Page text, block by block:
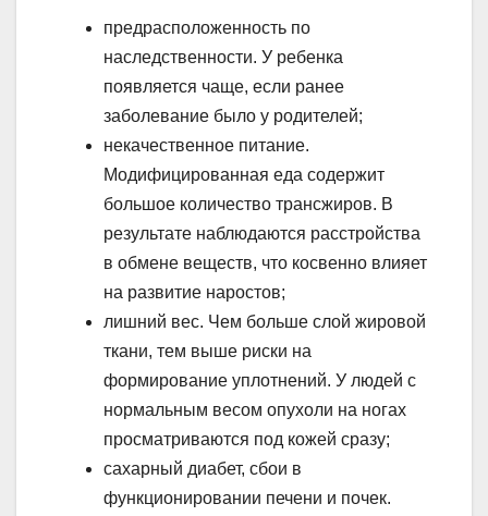
предрасположенность по
наследственности. У ребенка
появляется чаще, если ранее
заболевание было у родителей;
некачественное питание.
Модифицированная еда содержит
большое количество трансжиров. В
результате наблюдаются расстройства
в обмене веществ, что косвенно влияет
на развитие наростов;
лишний вес. Чем больше слой жировой
ткани, тем выше риски на
формирование уплотнений. У людей с
нормальным весом опухоли на ногах
просматриваются под кожей сразу;
сахарный диабет, сбои в
функционировании печени и почек.